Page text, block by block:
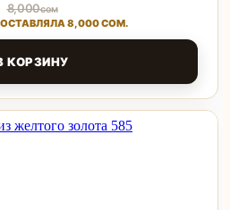
8,000сом
8,000 СОМ.
КОРЗИНУ
Поделиться